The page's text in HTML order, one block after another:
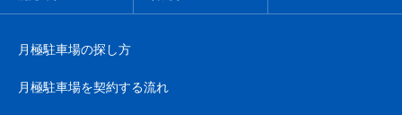
月極駐車場の探し方
月極駐車場を契約する流れ